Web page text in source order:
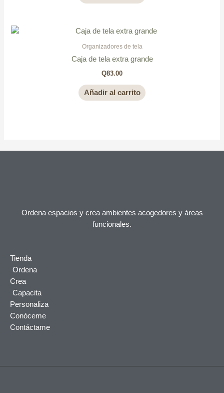
Organizadores de tela
Caja de tela extra grande
Q83.00
Añadir al carrito
Ordena espacios y crea ambientes acogedores y áreas
funcionales.
Tienda
Ordena
Crea
Capacita
Personaliza
Conóceme
Contáctame